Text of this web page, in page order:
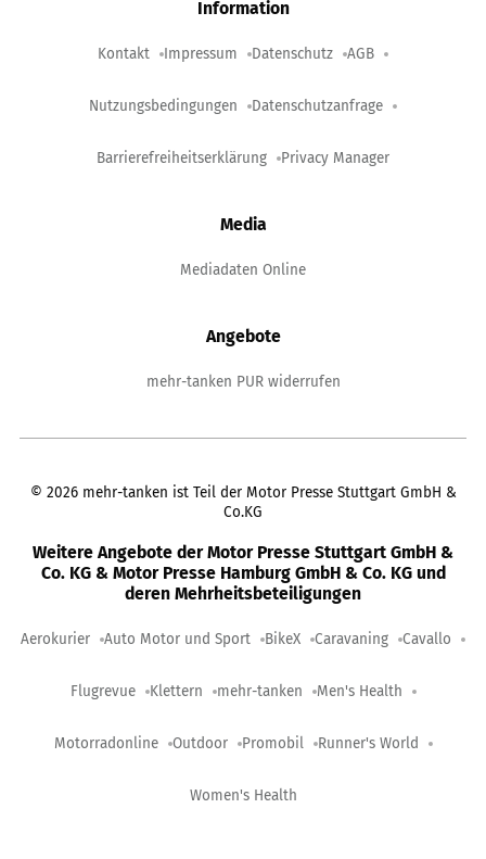
Information
Kontakt Impressum Datenschutz AGB
Nutzungsbedingungen Datenschutzanfrage
Barrierefreiheitserklärung Privacy Manager
Media
Mediadaten Online
Angebote
mehr-tanken PUR widerrufen
© 2026 mehr-tanken ist Teil der Motor Presse Stuttgart GmbH &
Co.KG
Weitere Angebote der Motor Presse Stuttgart GmbH &
Co. KG & Motor Presse Hamburg GmbH & Co. KG und
deren Mehrheitsbeteiligungen
Aerokurier Auto Motor und Sport BikeX Caravaning Cavallo
Flugrevue Klettern mehr-tanken Men's Health
Motorradonline Outdoor Promobil Runner's World
Women's Health